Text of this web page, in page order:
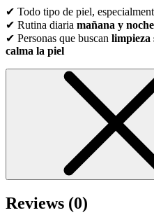
✔ Todo tipo de piel,
✔ Rutina diaria mañana y noche
✔ Personas que buscan limpieza
calma la piel
Reviews (0)